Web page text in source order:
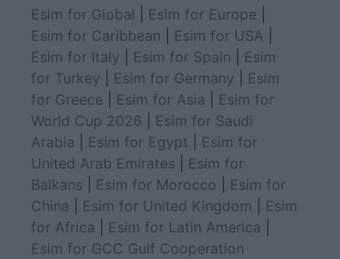
Esim for Global Esim for Europe
Esim for Caribbean
Esim for USA
Esim for Italy
Esim for Spain
Esim
for Turkey
Esim for Germany
Esim
for Greece
Esim for Asia
Esim for
World Cup 2026
Esim for Saudi
Arabia
Esim for Egypt
Esim for
United Arab Emirates
Esim for
Balkans
Esim for Morocco
Esim for
China
Esim for United Kingdom
Esim
for Africa
Esim for Latin America
Esim for GCC Gulf Cooperation